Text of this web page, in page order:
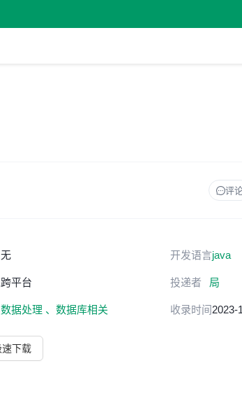
评
无 开发语言java
跨平台 投递者 局
数据处理 、 数据库相关 收录时间2023-
速下载